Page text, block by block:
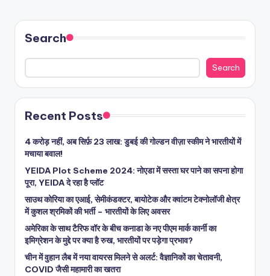
Search
Search
Recent Posts
4 करोड़ नहीं, अब सिर्फ़ 23 लाख: डुबई की गोल्डन वीज़ा स्कीम ने भारतीयों में
मचाया बवाल!
YEIDA Plot Scheme 2024: नोएडा में सस्ता घर पाने का सपना होगा
पूरा, YEIDA दे रहा है प्लॉट
साउथ कोरिया का एआई, सेमीकंडक्टर, बायोटेक और क्वांटम टेक्नोलॉजी क्षेत्र
में कुशल श्रमिकों की भर्ती – भारतीयों के लिए अवसर
अमेरिका के साथ टैरिफ वॉर के बीच कनाडा के नए पीएम मार्क कार्नी का
इमिग्रेशन के मुद्दे पर क्या है रुख, भारतीयों पर पड़ेगा प्रभाव?
चीन में वुहान लैब में नया वायरस मिलने से अलर्ट: वैज्ञानिकों का चेतावनी,
COVID जैसी महामारी का खतरा